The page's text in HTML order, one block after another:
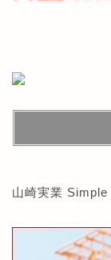
山崎実業